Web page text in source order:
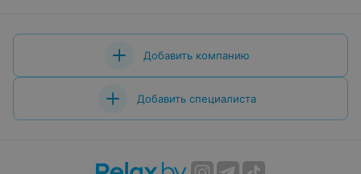
Добавить компанию
Добавить специалиста